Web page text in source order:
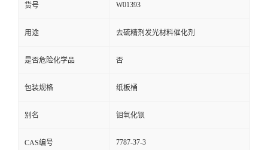
货号 W01393
用途 去硫精剂发光材料催化剂
是否危险化学品 否
包装规格 纸板桶
别名 钼氧化钡
CAS编号 7787-37-3